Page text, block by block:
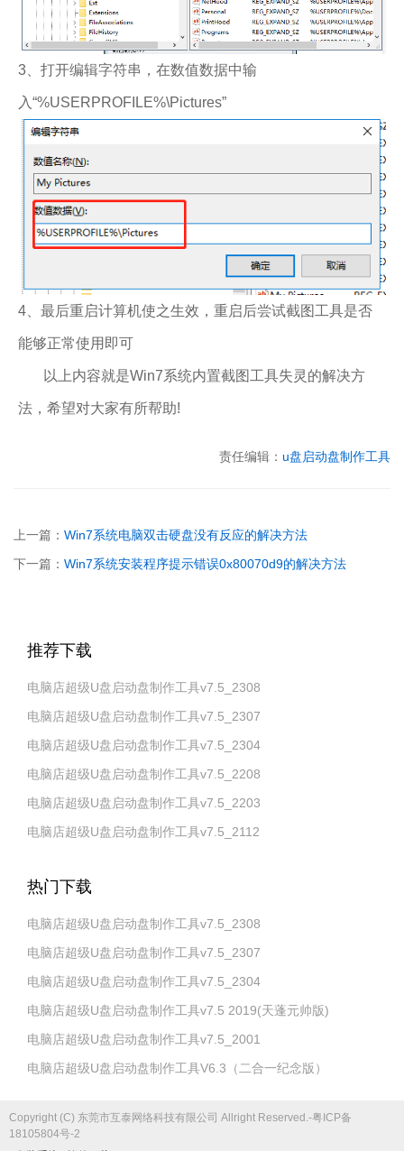
3、打开编辑字符串，在数值数据中输
入“%USERPROFILE%\Pictures”
4、最后重启计算机使之生效，重启后尝试截图工具是否
能够正常使用即可
以上内容就是Win7系统内置截图工具失灵的解决方
法，希望对大家有所帮助!
责任编辑： u盘启动盘制作工具
上一篇： Win7系统电脑双击硬盘没有反应的解决方法
下一篇： Win7系统安装程序提示错误0x80070d9的解决方法
推荐下载
电脑店超级U盘启动盘制作工具v7.5_2308
电脑店超级U盘启动盘制作工具v7.5_2307
电脑店超级U盘启动盘制作工具v7.5_2304
电脑店超级U盘启动盘制作工具v7.5_2208
电脑店超级U盘启动盘制作工具v7.5_2203
电脑店超级U盘启动盘制作工具v7.5_2112
热门下载
电脑店超级U盘启动盘制作工具v7.5_2308
电脑店超级U盘启动盘制作工具v7.5_2307
电脑店超级U盘启动盘制作工具v7.5_2304
电脑店超级U盘启动盘制作工具v7.5 2019(天蓬元帅版)
电脑店超级U盘启动盘制作工具v7.5_2001
电脑店超级U盘启动盘制作工具V6.3（二合一纪念版）
Copyright (C) 东莞市互泰网络科技有限公司 Allright Reserved.-粤ICP备
18105804号-2